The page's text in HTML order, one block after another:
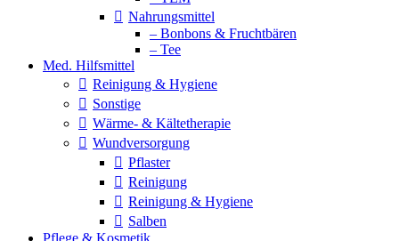
Nahrungsmittel
– Bonbons & Fruchtbären
– Tee
Med. Hilfsmittel
Reinigung & Hygiene
Sonstige
Wärme- & Kältetherapie
Wundversorgung
Pflaster
Reinigung
Reinigung & Hygiene
Salben
Pflege & Kosmetik